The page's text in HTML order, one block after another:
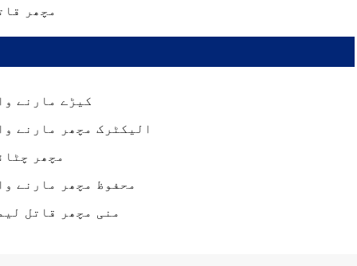
مچھر
کیڑے مارنے
الیکٹرک مچھر مارنے
مچھر
محفوظ مچھر مارنے
منی مچھر قاتل